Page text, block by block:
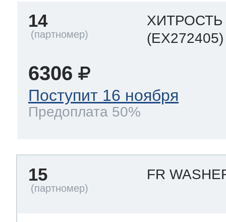
14
ХИТРОСТЬ
(EX272405)
6306
Поступит 16 ноября
Предоплата 50%
15 FR